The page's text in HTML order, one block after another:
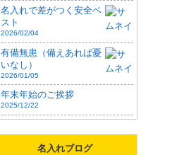
名入れで差がつく安全ベ
スト
2026/02/04
有備無患（備えあれば憂
いなし）
2026/01/05
年末年始のご挨拶
2025/12/22
名入れブログ